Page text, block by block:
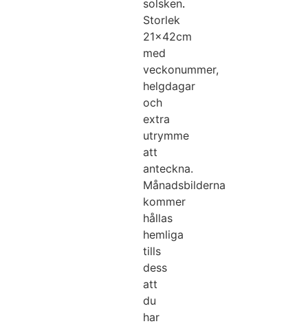
solsken.
Storlek
21x42cm
med
veckonummer,
helgdagar
och
extra
utrymme
att
anteckna.
Månadsbilderna
kommer
hållas
hemliga
tills
dess
att
du
har